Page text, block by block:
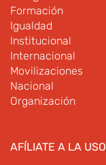
Formación
Igualdad
Institucional
Internacional
Movilizaciones
Nacional
Organización
AFÍLIATE A LA USO